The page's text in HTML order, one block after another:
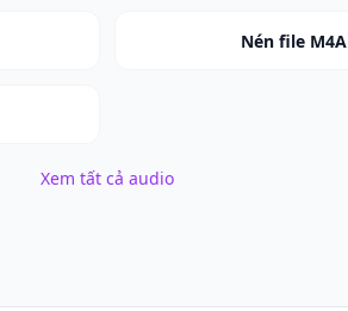
Nén file M4A
Xem tất cả audio